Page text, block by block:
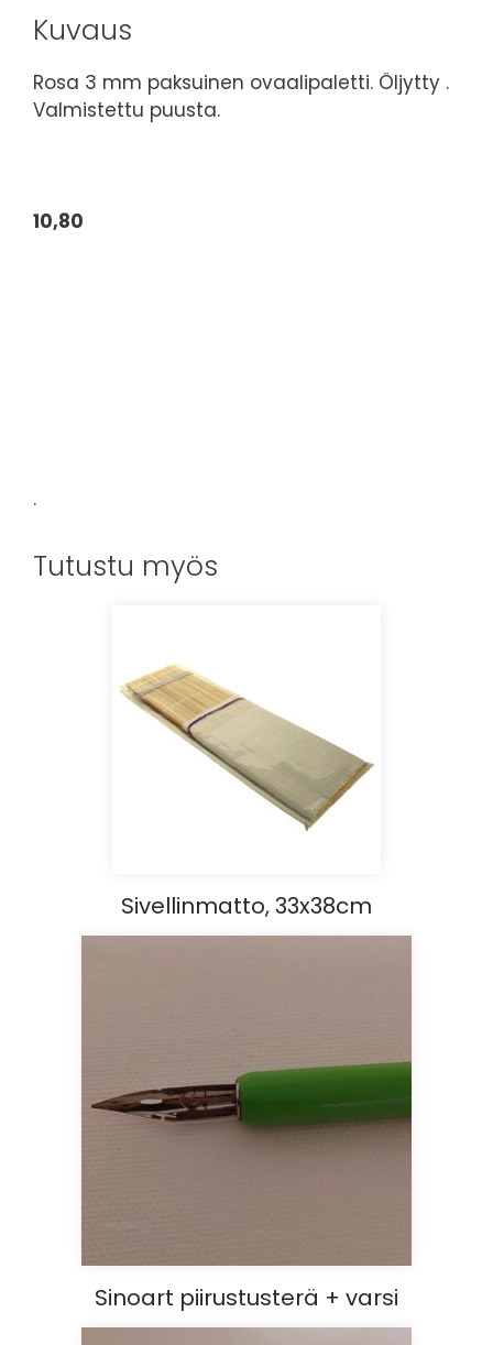
Kuvaus
Rosa 3 mm paksuinen ovaalipaletti. Öljytty .
Valmistettu puusta.
10,80
.
Tutustu myös
Sivellinmatto, 33x38cm
Sinoart piirustusterä + varsi